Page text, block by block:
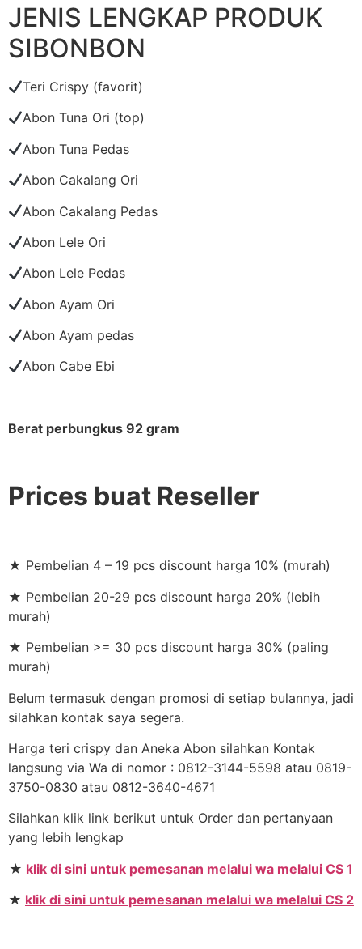
JENIS LENGKAP PRODUK
SIBONBON
Teri Crispy (favorit)
Abon Tuna Ori (top)
Abon Tuna Pedas
Abon Cakalang Ori
Abon Cakalang Pedas
Abon Lele Ori
Abon Lele Pedas
Abon Ayam Ori
Abon Ayam pedas
Abon Cabe Ebi
Berat perbungkus 92 gram
Prices buat Reseller
★ Pembelian 4 – 19 pcs discount harga 10% (murah)
★ Pembelian 20-29 pcs discount harga 20% (lebih
murah)
★ Pembelian >= 30 pcs discount harga 30% (paling
murah)
Belum termasuk dengan promosi di setiap bulannya, jadi
silahkan kontak saya segera.
Harga teri crispy dan Aneka Abon silahkan Kontak
langsung via Wa di nomor : 0812-3144-5598 atau 0819-
3750-0830 atau 0812-3640-4671
Silahkan klik link berikut untuk Order dan pertanyaan
yang lebih lengkap
★ klik di sini untuk pemesanan melalui wa melalui CS 1
★ klik di sini untuk pemesanan melalui wa melalui CS 2